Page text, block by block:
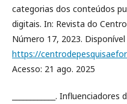
categorias dos conteúdos
digitais. In: Revista do
Número 17, 2023. Disponível
https://
Acesso: 21 ago. 2025
____________.